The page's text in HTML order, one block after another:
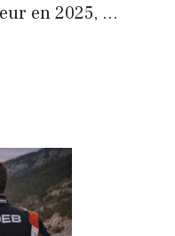
en 2025, ...